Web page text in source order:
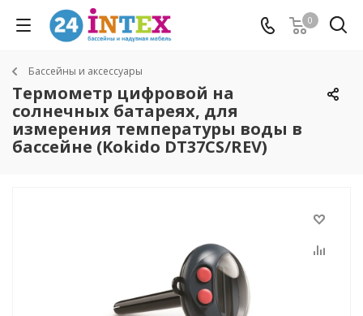
0
Бассейны и аксессуары
Термометр цифровой на
солнечных батареях, для
измерения температуры воды в
бассейне (Kokido DT37CS/REV)